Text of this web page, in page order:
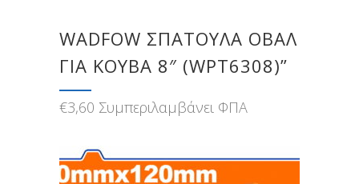
WADFOW ΣΠΑΤΟΥΛΑ ΟΒΑΛ
ΓΙΑ ΚΟΥΒΑ 8″ (WPT6308)”
€3,60 Συμπεριλαμβάνει ΦΠΑ